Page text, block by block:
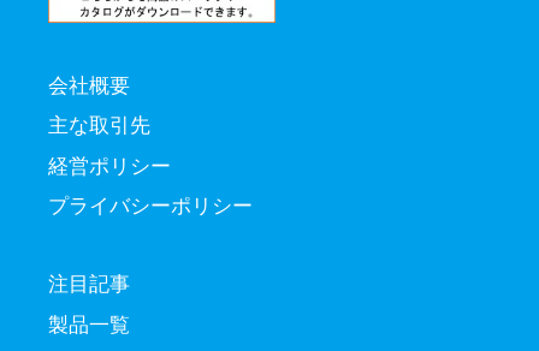
会社概要
主な取引先
経営ポリシー
プライバシーポリシー
注目記事
製品一覧